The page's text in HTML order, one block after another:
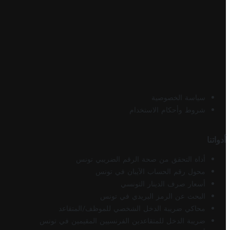
سياسة الخصوصية
شروط وأحكام الاستخدام
أدواتنا
أداة التحقق من صحة الرقم الضريبي تونس
محول رقم الحساب الآيبان في تونس
أسعار صرف الدينار التونسي
البحث عن الرمز البريدي في تونس
محاكي ضريبة الدخل الشخصي للموظف/المتقاعد
ضريبة الدخل للمتقاعدين الفرنسيين المقيمين في تونس